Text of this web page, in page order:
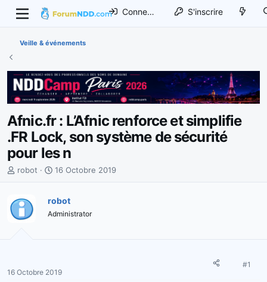
Connexion S'inscrire
Veille & événements
Afnic.fr : L’Afnic renforce et simplifie
.FR Lock, son système de sécurité
pour les n
I
t
i
r
robot
D
e
d
u
16 Octobre 2019
robot
Administrator
16 Octobre 2019
#1